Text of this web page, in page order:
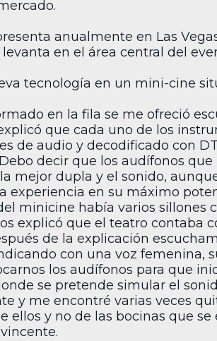
anualmente en Las
en el área central del
tecnología en un mini-cine
en la fila se me ofreció
que cada uno de los
de audio y decodificado con
decir que los audífonos
mejor dupla y el sonido,
experiencia en su máximo
minicine había varios sillones
explicó que el teatro contaba
de la explicación
con una voz femenina,
los audífonos para que
se pretende simular el
y me encontré varias veces
ellos y no de las bocinas que